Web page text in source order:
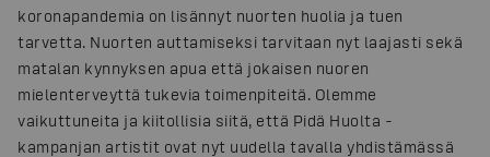
koronapandemia on lisännyt nuorten huolia ja tuen
tarvetta. Nuorten auttamiseksi tarvitaan nyt laajasti sekä
matalan kynnyksen apua että jokaisen nuoren
mielenterveyttä tukevia toimenpiteitä. Olemme
vaikuttuneita ja kiitollisia siitä, että Pidä Huolta -
kampanjan artistit ovat nyt uudella tavalla yhdistämässä